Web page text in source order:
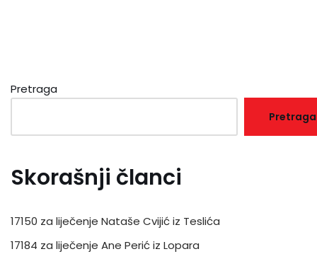
Pretraga
Pretraga
Skorašnji članci
17150 za liječenje Nataše Cvijić iz Teslića
17184 za liječenje Ane Perić iz Lopara